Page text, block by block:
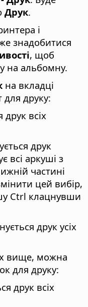
Друк.
і
знадобитися
, щоб
на альбомну.
на вкладці
для друку:
друк всіх
друк
всі аркуші з
частині
цей вибір,
Ctrl клацнувши
друк усіх
вище, можна
для друку:
друк всіх